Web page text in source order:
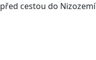
cestou do Nizozemí